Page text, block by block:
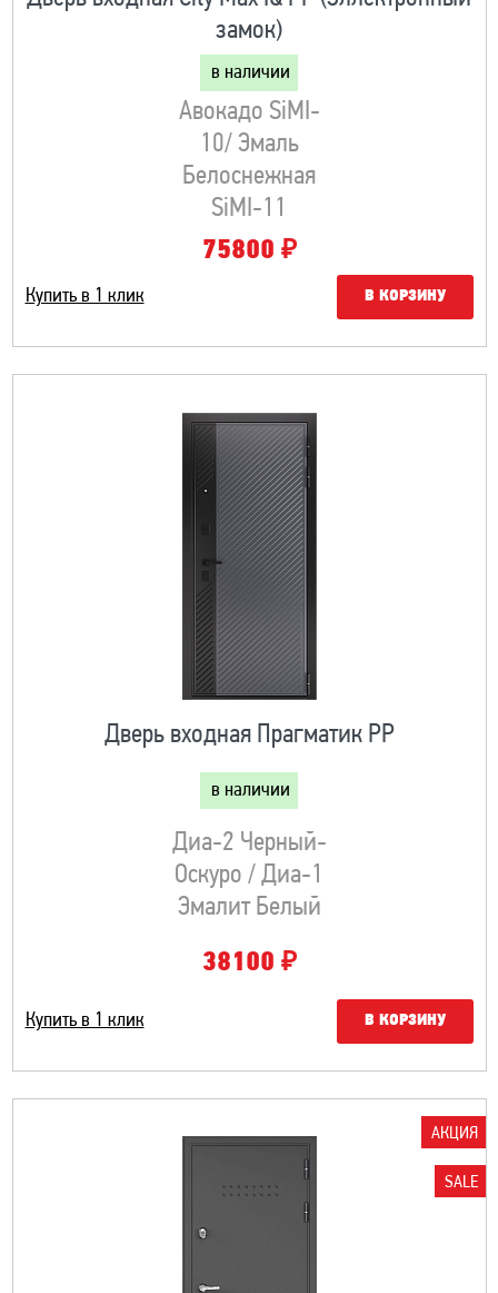
замок)
в наличии
Авокадо SiMI-
10/ Эмаль
Белоснежная
SiMI-11
75800 ₽
Купить в 1 клик В КОРЗИНУ
Дверь входная Прагматик PP
в наличии
Диа-2 Черный-
Оскуро / Диа-1
Эмалит Белый
38100 ₽
Купить в 1 клик В КОРЗИНУ
АКЦИЯ
SALE